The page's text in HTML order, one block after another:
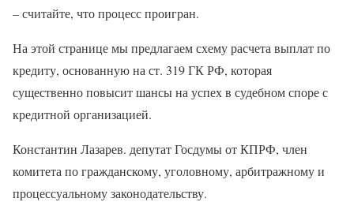
– считайте, что процесс проигран.
На этой странице мы предлагаем схему расчета выплат по
кредиту, основанную на ст. 319 ГК РФ, которая
существенно повысит шансы на успех в судебном споре с
кредитной организацией.
Константин Лазарев. депутат Госдумы от КПРФ, член
комитета по гражданскому, уголовному, арбитражному и
процессуальному законодательству.